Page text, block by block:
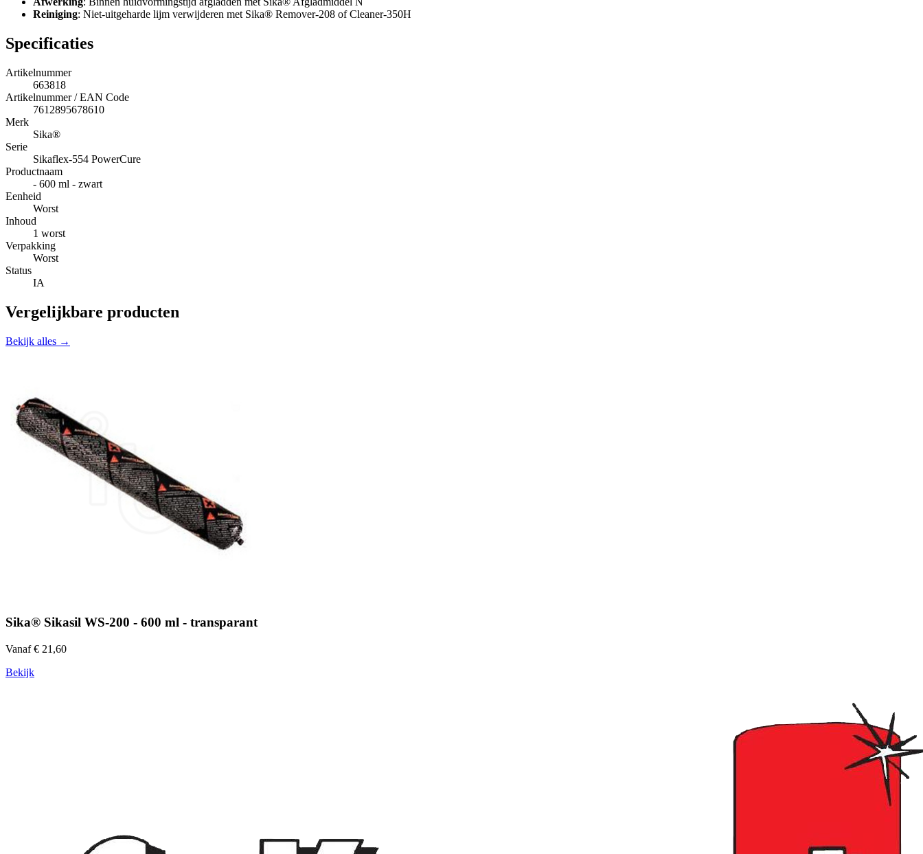
Reiniging: Niet-uitgeharde lijm verwijderen met Sika® Remover-208 of Cleaner-350H
Specificaties
Artikelnummer
663818
Artikelnummer / EAN Code
7612895678610
Merk
Sika®
Serie
Sikaflex-554 PowerCure
Productnaam
- 600 ml - zwart
Eenheid
Worst
Inhoud
1 worst
Verpakking
Worst
Status
IA
Vergelijkbare producten
Bekijk alles →
Sika® Sikasil WS-200 - 600 ml - transparant
Vanaf € 21,60
Bekijk